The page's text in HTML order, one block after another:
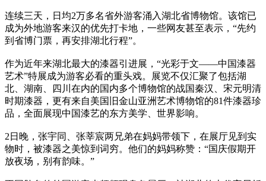
连续三天，日均2万多名省外游客涌入湖北省博物馆。该馆已
成为外地游客来汉的优先打卡地，一些网友甚至表示，“先约
到省博门票，再安排湖北行程”。
作为近年来湖北最大的漆器引进展，“光彩于文——中国漆器
艺术”特展成为游客必看的重头戏。展览不仅汇聚了包括湖
北、湖南、四川在内的国内多个博物馆的战国秦汉、宋元明清
时期漆器，更有来自美国旧金山亚洲艺术博物馆的81件漆器珍
品，全面展现中国漆艺的东方美学、世界影响。
2日晚，张宇同、张莘宸两兄弟在妈妈带领下，在展厅见到实
物时，被漆器之美惊到词穷。他们的妈妈称赞：“国庆假期开
放夜场，别有韵味。”